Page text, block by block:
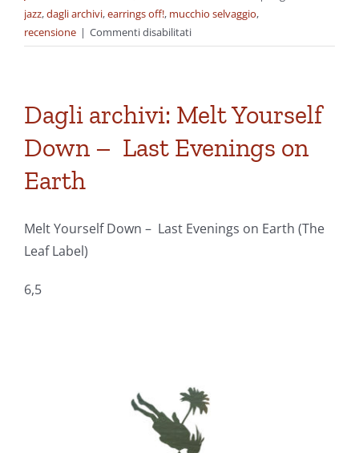
jazz,dagli archivi,earrings off!, mucchio selvaggio,
recensione | Commenti disabilitatisu
Dagli
Jazz
–
Earrings
Off!
Dagli archivi: Melt Yourself
Down – Last Evenings on
Earth
Melt Yourself Down – Last Evenings on Earth (The
Leaf Label)
6,5